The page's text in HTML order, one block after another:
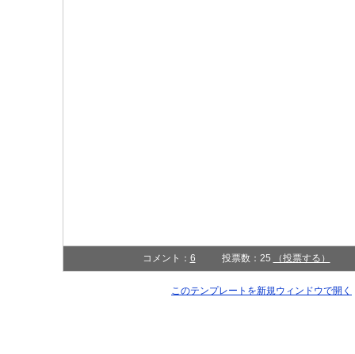
コメント： 6 投票数：25 （投票する）
このテンプレートを新規ウィンドウで開く